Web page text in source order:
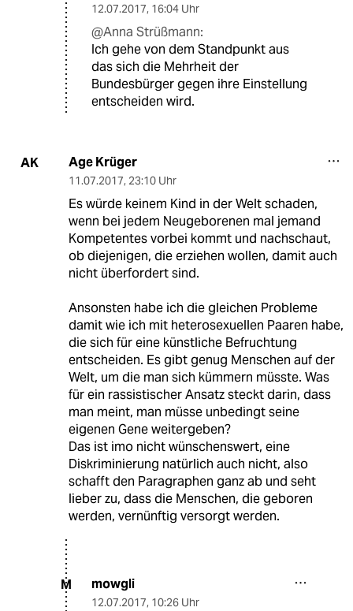
12.07.2017, 16:04 Uhr
@Anna Strüßmann:
Ich gehe von dem Standpunkt aus
das sich die Mehrheit der
Bundesbürger gegen ihre Einstellung
entscheiden wird.
AK Age Krüger
11.07.2017, 23:10 Uhr
Es würde keinem Kind in der Welt schaden,
wenn bei jedem Neugeborenen mal jemand
Kompetentes vorbei kommt und nachschaut,
ob diejenigen, die erziehen wollen, damit auch
nicht überfordert sind.
Ansonsten habe ich die gleichen Probleme
damit wie ich mit heterosexuellen Paaren habe,
die sich für eine künstliche Befruchtung
entscheiden. Es gibt genug Menschen auf der
Welt, um die man sich kümmern müsste. Was
für ein rassistischer Ansatz steckt darin, dass
man meint, man müsse unbedingt seine
eigenen Gene weitergeben?
Das ist imo nicht wünschenswert, eine
Diskriminierung natürlich auch nicht, also
schafft den Paragraphen ganz ab und seht
lieber zu, dass die Menschen, die geboren
werden, vernünftig versorgt werden.
M mowgli
12.07.2017, 10:26 Uhr